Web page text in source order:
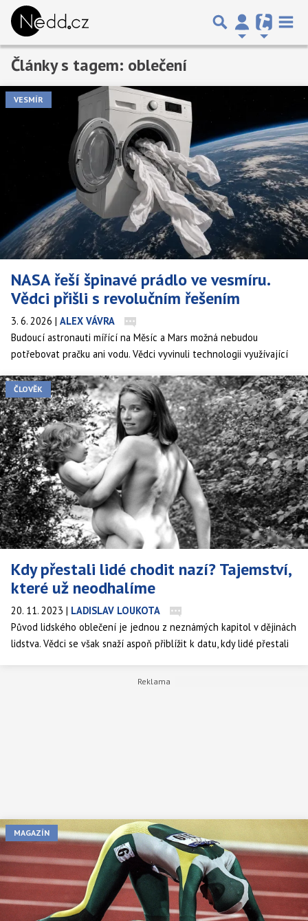
Články s tagem: oblečení
VESMÍR
NASA řeší špinavé prádlo ve vesmíru.
Vědci přišli s revolučním řešením
3. 6. 2026 | ALEX VÁVRA
Budoucí astronauti mířící na Měsíc a Mars možná nebudou
potřebovat pračku ani vodu. Vědci vyvinuli technologii využívající
vybavení kosmických základen, a mohla by tak vyřešit jeden z
překvapivě důležitých problémů dlouhodobého života ve vesmíru.
ČLOVĚK
Kdy přestali lidé chodit nazí? Tajemství,
které už neodhalíme
20. 11. 2023 | LADISLAV LOUKOTA
Původ lidského oblečení je jednou z neznámých kapitol v dějinách
lidstva. Vědci se však snaží aspoň přiblížit k datu, kdy lidé přestali
MAGAZÍN